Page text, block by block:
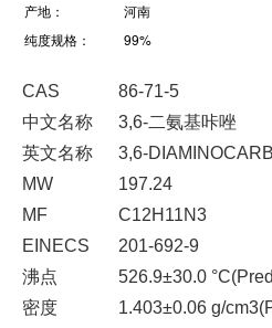
产地：
河南
纯度规格：
99%
CAS
86-71-5
中文名称
3,6-二氨基咔唑
英文名称
3,6-
MW
197.24
MF
C12H11N3
EINECS
201-692-9
沸点
526.9±30.0
密度
1.403±0.06 g/